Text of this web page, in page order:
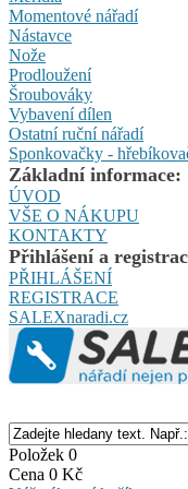
Momentové nářadí
Nástavce
Nože
Prodloužení
Šroubováky
Vybavení dílen
Ostatní ruční nářadí
Sponkovačky -
Základní informace:
ÚVOD
VŠE O NÁKUPU
KONTAKTY
Přihlášení a
PŘIHLÁŠENÍ
REGISTRACE
SALEXnaradi.cz
Položek 0
Cena 0 Kč